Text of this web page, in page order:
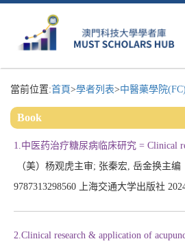
當前位置:首頁>學者列表>中醫藥學院(FC)
Book
1.中医药治疗糖尿病临床研究 = Clinical
（美）杨观虎主审; 张秦宏, 岳金换主编
9787313298560 上海交通大学出版社
2.Clinical research & application of